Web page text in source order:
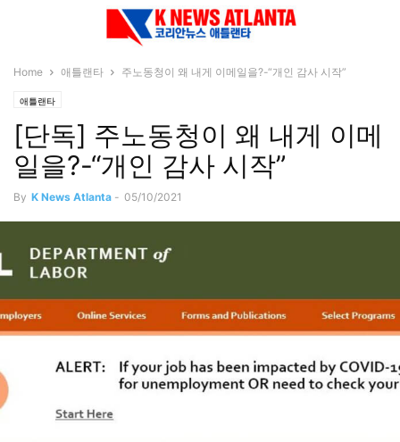
Home 애틀랜타 주노동청이 왜 내게 이메일을?-“개인 감사 시작”
애틀랜타
[단독] 주노동청이 왜 내게 이메
일을?-“개인 감사 시작”
By K News Atlanta - 05/10/2021